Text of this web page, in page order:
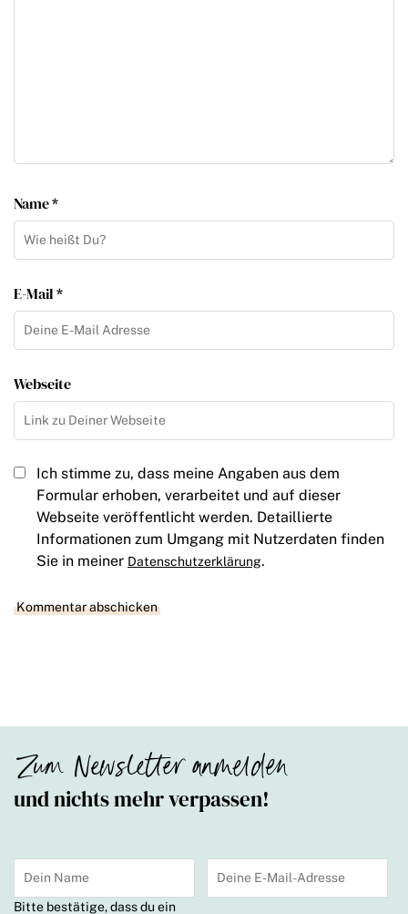
Name *
E-Mail *
Webseite
Ich stimme zu, dass meine Angaben aus dem
Formular erhoben, verarbeitet und auf dieser
Webseite veröffentlicht werden. Detaillierte
Informationen zum Umgang mit Nutzerdaten finden
Sie in meiner Datenschutzerklärung.
Zum Newsletter anmelden
und nichts mehr verpassen!
Bitte bestätige, dass du ein